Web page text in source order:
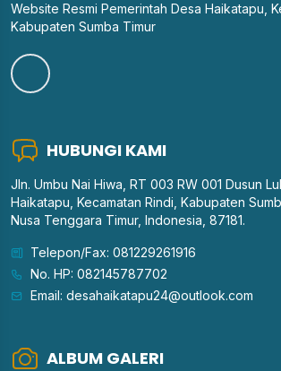
Website Resmi Pemerintah Desa Haikatapu,
Kabupaten Sumba Timur
HUBUNGI KAMI
Jln. Umbu Nai Hiwa, RT 003 RW 001 Dusun
Haikatapu, Kecamatan Rindi, Kabupaten
Nusa Tenggara Timur, Indonesia, 87181.
Telepon/Fax: 081229261916
No. HP: 082145787702
Email: desahaikatapu24@outlook.com
ALBUM GALERI